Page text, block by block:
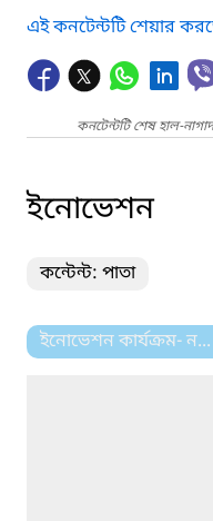
এই কনটেন্টটি শেয়ার
কনটেন্টটি শেষ হাল-
ইনোভেশন
কন্টেন্ট: পাতা
ইনোভেশন কার্যক্রম- ন...